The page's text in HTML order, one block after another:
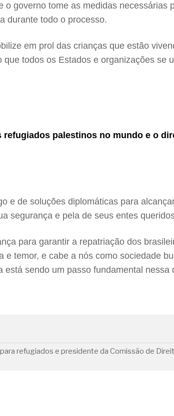
governo tome as medidas necessárias
durante todo o processo.
em prol das crianças que estão
todos os Estados e organizações se
refugiados palestinos no mundo e o
e de soluções diplomáticas para
segurança e pela de seus entes
para garantir a repatriação dos
temor, e cabe a nós como sociedade
sendo um passo fundamental
refugiados e presidente da Comissão de